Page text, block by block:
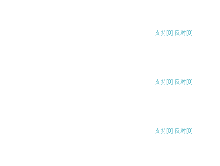
支持[0] 反对[0]
支持[0] 反对[0]
支持[0] 反对[0]